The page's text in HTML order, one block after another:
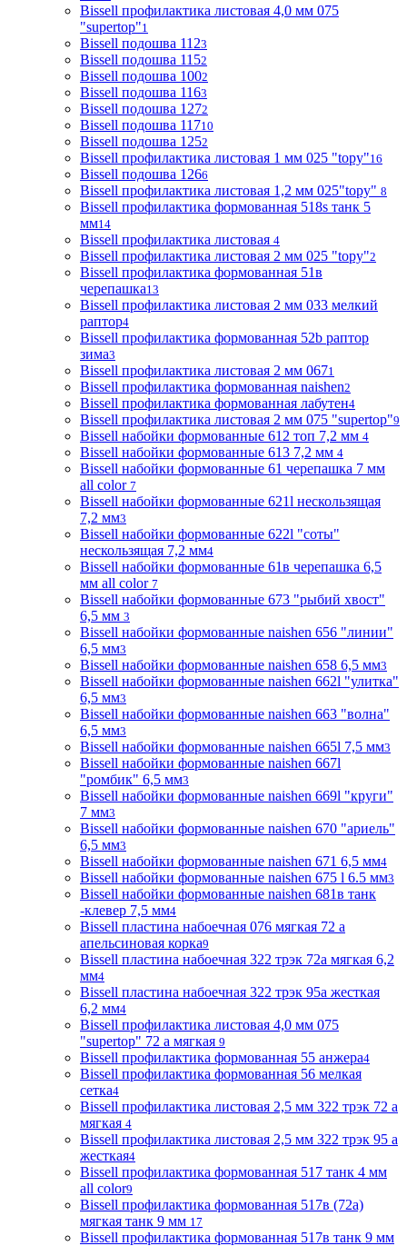
Bissell профилактика листовая 4,0 мм 075
"supertop"1
Bissell подошва 1123
Bissell подошва 1152
Bissell подошва 1002
Bissell подошва 1163
Bissell подошва 1272
Bissell подошва 11710
Bissell подошва 1252
Bissell профилактика листовая 1 мм 025 "topy"16
Bissell подошва 1266
Bissell профилактика листовая 1,2 мм 025"topy" 8
Bissell профилактика формованная 518s танк 5
мм14
Bissell профилактика листовая 4
Bissell профилактика листовая 2 мм 025 "topy"2
Bissell профилактика формованная 51в
черепашка13
Bissell профилактика листовая 2 мм 033 мелкий
раптор4
Bissell профилактика формованная 52b раптор
зима3
Bissell профилактика листовая 2 мм 0671
Bissell профилактика формованная naishen2
Bissell профилактика формованная лабутен4
Bissell профилактика листовая 2 мм 075 "supertop"9
Bissell набойки формованные 612 топ 7,2 мм 4
Bissell набойки формованные 613 7,2 мм 4
Bissell набойки формованные 61 черепашка 7 мм
all color 7
Bissell набойки формованные 621l нескользящая
7,2 мм3
Bissell набойки формованные 622l "соты"
нескользящая 7,2 мм4
Bissell набойки формованные 61в черепашка 6,5
мм all color 7
Bissell набойки формованные 673 "рыбий хвост"
6,5 мм 3
Bissell набойки формованные naishen 656 "линии"
6,5 мм3
Bissell набойки формованные naishen 658 6,5 мм3
Bissell набойки формованные naishen 662l "улитка"
6,5 мм3
Bissell набойки формованные naishen 663 "волна"
6,5 мм3
Bissell набойки формованные naishen 665l 7,5 мм3
Bissell набойки формованные naishen 667l
"ромбик" 6,5 мм3
Bissell набойки формованные naishen 669l "круги"
7 мм3
Bissell набойки формованные naishen 670 "ариель"
6,5 мм3
Bissell набойки формованные naishen 671 6,5 мм4
Bissell набойки формованные naishen 675 l 6.5 мм3
Bissell набойки формованные naishen 681в танк
-клевер 7,5 мм4
Bissell пластина набоечная 076 мягкая 72 а
апельсиновая корка9
Bissell пластина набоечная 322 трэк 72а мягкая 6,2
мм4
Bissell пластина набоечная 322 трэк 95а жесткая
6,2 мм4
Bissell профилактика листовая 4,0 мм 075
"supertop" 72 а мягкая 9
Bissell профилактика формованная 55 анжера4
Bissell профилактика формованная 56 мелкая
сетка4
Bissell профилактика листовая 2,5 мм 322 трэк 72 а
мягкая 4
Bissell профилактика листовая 2,5 мм 322 трэк 95 а
жесткая4
Bissell профилактика формованная 517 танк 4 мм
all color9
Bissell профилактика формованная 517в (72a)
мягкая танк 9 мм 17
Bissell профилактика формованная 517в танк 9 мм